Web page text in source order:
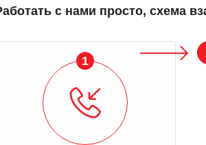
с нами просто, схема
1